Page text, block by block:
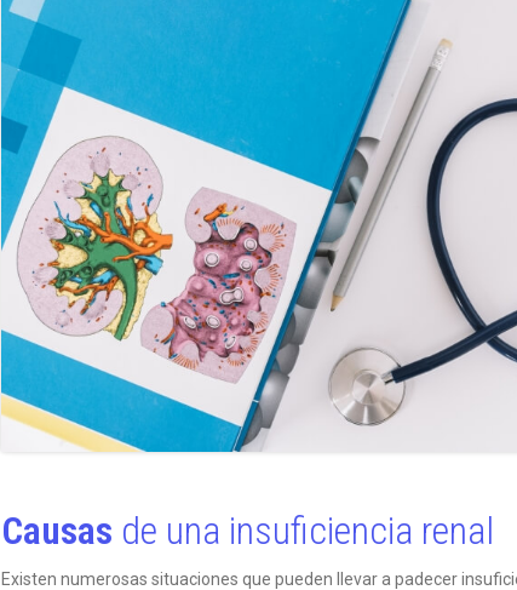
Causas de una insuficiencia renal
Existen numerosas situaciones que pueden llevar a padecer